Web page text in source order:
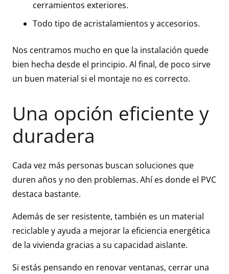
cerramientos exteriores.
Todo tipo de acristalamientos y accesorios.
Nos centramos mucho en que la instalación quede
bien hecha desde el principio. Al final, de poco sirve
un buen material si el montaje no es correcto.
Una opción eficiente y
duradera
Cada vez más personas buscan soluciones que
duren años y no den problemas. Ahí es donde el PVC
destaca bastante.
Además de ser resistente, también es un material
reciclable y ayuda a mejorar la eficiencia energética
de la vivienda gracias a su capacidad aislante.
Si estás pensando en renovar ventanas, cerrar una